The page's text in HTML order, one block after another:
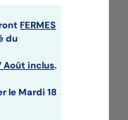
fois récompensé
FERMES
du
Août inclus.
le Mardi 18